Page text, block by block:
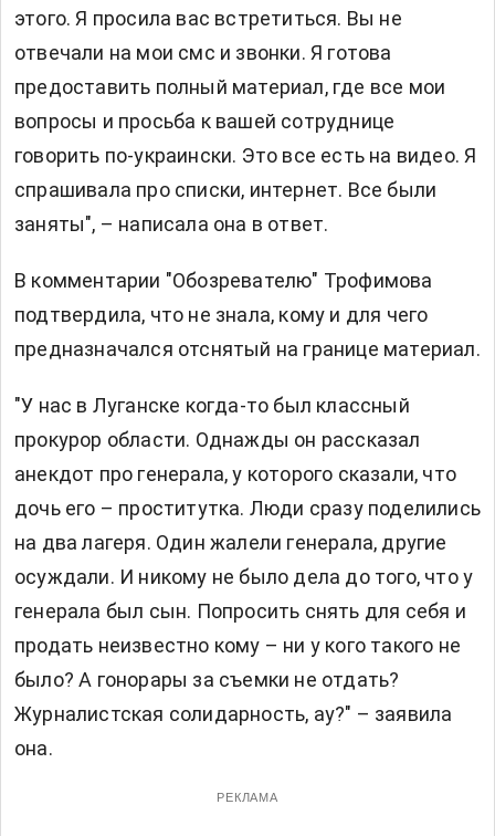
этого. Я просила вас встретиться. Вы не
отвечали на мои смс и звонки. Я готова
предоставить полный материал, где все мои
вопросы и просьба к вашей сотруднице
говорить по-украински. Это все есть на видео. Я
спрашивала про списки, интернет. Все были
заняты", – написала она в ответ.
В комментарии "Обозревателю" Трофимова
подтвердила, что не знала, кому и для чего
предназначался отснятый на границе материал.
"У нас в Луганске когда-то был классный
прокурор области. Однажды он рассказал
анекдот про генерала, у которого сказали, что
дочь его – проститутка. Люди сразу поделились
на два лагеря. Один жалели генерала, другие
осуждали. И никому не было дела до того, что у
генерала был сын. Попросить снять для себя и
продать неизвестно кому – ни у кого такого не
было? А гонорары за съемки не отдать?
Журналистская солидарность, ау?" – заявила
она.
РЕКЛАМА